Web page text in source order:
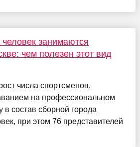
занимаются
чем полезен этот вид
числа спортсменов,
на профессиональном
в состав сборной города
при этом 76 представителей